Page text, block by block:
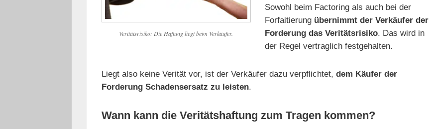
Veritätsrisiko: Die Haftung liegt beim Verkäufer.
Sowohl beim Factoring als auch bei der
Forfaitierung übernimmt der Verkäufer der
Forderung das Veritätsrisiko. Das wird in
der Regel vertraglich festgehalten.
Liegt also keine Verität vor, ist der Verkäufer dazu verpflichtet, dem Käufer der
Forderung Schadensersatz zu leisten.
Wann kann die Veritätshaftung zum Tragen kommen?